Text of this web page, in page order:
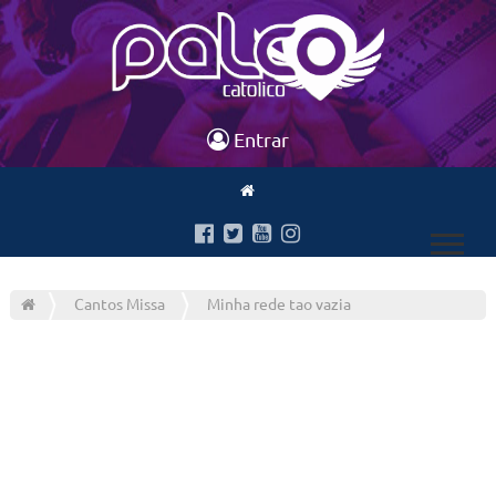
Entrar
Cantos Missa Minha rede tao vazia